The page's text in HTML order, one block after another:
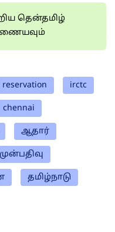
தென்தமிழ்
irctc
chennai
ஆதார்
தமிழ்நாடு